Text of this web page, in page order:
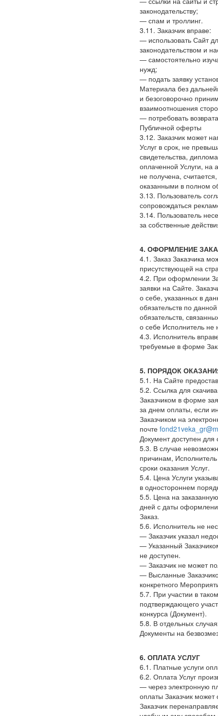
законодательству;
— спам и троллинг.
3.11. Заказчик вправе:
— использовать Сайт
законодательством и
— самостоятельно
нужд;
— подать заявку
Материала без
и безоговорочно
взаимоотношения
— потребовать
Публичной оферты
3.12. Заказчик может
Услуг в срок, не
свидетельства,
оплаченной Услуги, на
не получена,
оказанными в полном
3.13. Пользователь
сопровождаться
3.14. Пользователь
за собственные
4. ОФОРМЛЕНИЕ
4.1. Заказ Заказчика
присутствующей на
4.2. При оформлении
заявки на Сайте.
о себе, указанных в
обязательств по
обязательств,
о себе Исполнитель не
4.3. Исполнитель
требуемые в форме
5. ПОРЯДОК
5.1. На Сайте
5.2. Ссылка для
Заказчиком в форме
за днем оплаты, если
Заказчиком на
почте
Документ доступен для
5.3. В случае
причинам,
сроки оказания Услуг.
5.4. Цена Услуги
в одностороннем
5.5. Цена на
дней с даты
Заказ.
5.6. Исполнитель не
— Заказчик указал
— Указанный
не доступен.
— Заказчик не может
— Высланные
конкретного
5.7. При участии в
подтверждающего
конкурса (Документ).
5.8. В отдельных
Документы на
6. ОПЛАТА УСЛУГ
6.1. Платные услуги
6.2. Оплата Услуг
— через электронную
оплаты Заказчик
Заказчик